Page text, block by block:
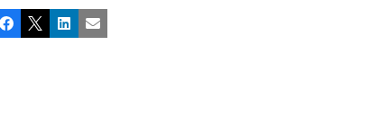
Facebook
X LinkedInE-mail